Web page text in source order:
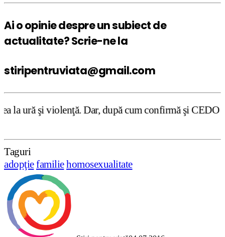
Ai o opinie despre un subiect de
actualitate? Scrie-ne la
stiripentruviata@gmail.com
Dar, după cum confirmă şi CEDO în cazul
Taguri
adopţiefamiliehomosexualitate